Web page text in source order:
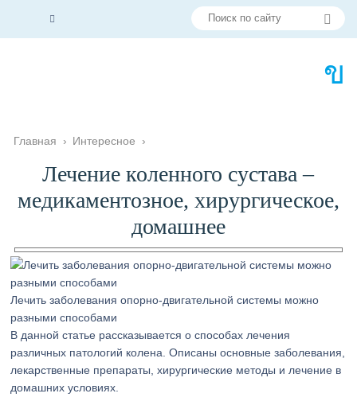
Главная › Интересное ›
Лечение коленного сустава –
медикаментозное, хирургическое,
домашнее
Лечить заболевания опорно-двигательной системы можно
разными способами
В данной статье рассказывается о способах лечения
различных патологий колена. Описаны основные заболевания,
лекарственные препараты, хирургические методы и лечение в
домашних условиях.